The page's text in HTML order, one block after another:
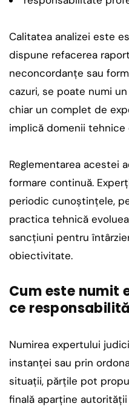
Calitatea analizei este
dispune refacerea
neconcordanțe sau
cazuri, se poate numi
chiar un complet de
implică domenii tehnice
Reglementarea acestei
formare continuă.
periodic cunoștințele,
practica tehnică
sancțiuni pentru
obiectivitate.
Cum este numit
ce
Numirea expertului
instanței sau prin
situații, părțile pot
finală aparține